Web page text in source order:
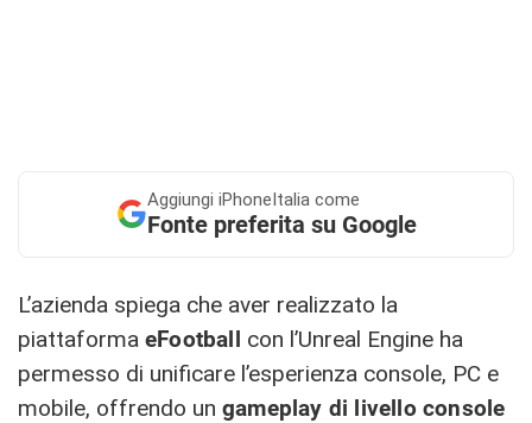
Aggiungi iPhoneItalia come
Fonte preferita su Google
L’azienda spiega che aver realizzato la
piattaforma eFootball con l’Unreal Engine ha
permesso di unificare l’esperienza console, PC e
mobile, offrendo un gameplay di livello console